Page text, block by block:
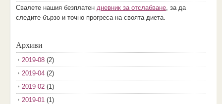
Свалете нашия безплатен дневник за отслабване, за да
следите бързо и точно прогреса на своята диета.
Архиви
2019-08(2)
2019-04(2)
2019-02(1)
2019-01 (1)